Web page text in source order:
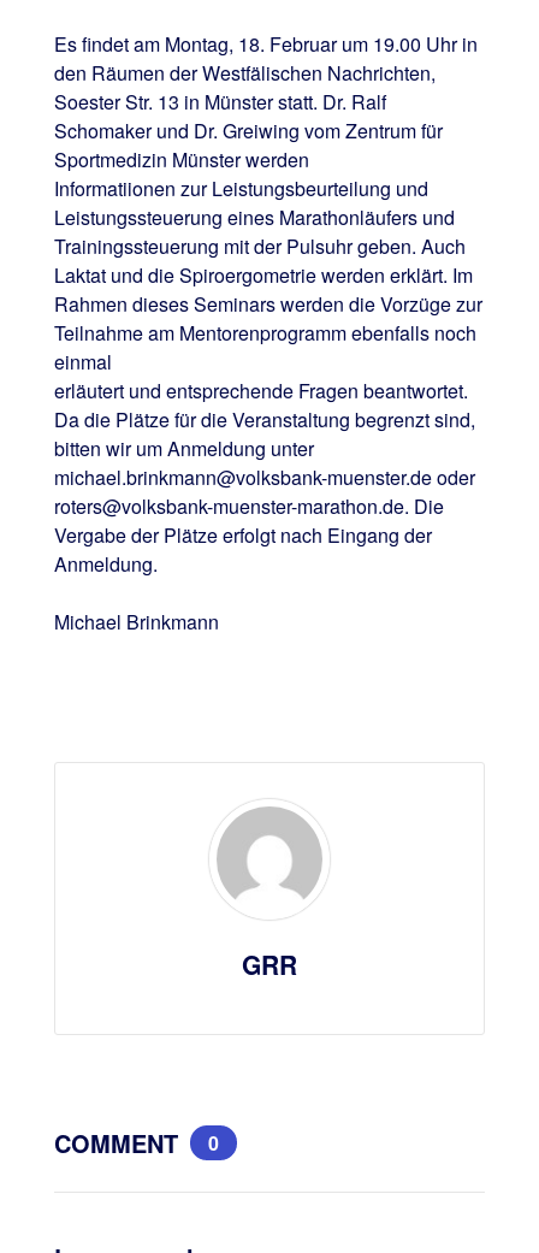
Es findet am Montag, 18. Februar um 19.00 Uhr in
den Räumen der Westfälischen Nachrichten,
Soester Str. 13 in Münster statt. Dr. Ralf
Schomaker und Dr. Greiwing vom Zentrum für
Sportmedizin Münster werden
Informatiionen zur Leistungsbeurteilung und
Leistungssteuerung eines Marathonläufers und
Trainingssteuerung mit der Pulsuhr geben. Auch
Laktat und die Spiroergometrie werden erklärt. Im
Rahmen dieses Seminars werden die Vorzüge zur
Teilnahme am Mentorenprogramm ebenfalls noch
einmal
erläutert und entsprechende Fragen beantwortet.
Da die Plätze für die Veranstaltung begrenzt sind,
bitten wir um Anmeldung unter
michael.brinkmann@volksbank-muenster.de oder
roters@volksbank-muenster-marathon.de. Die
Vergabe der Plätze erfolgt nach Eingang der
Anmeldung.
Michael Brinkmann
GRR
COMMENT 0